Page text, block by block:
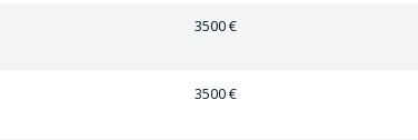
3500 €
3500 €